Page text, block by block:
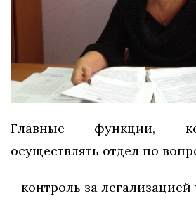
Главные функции,
осуществлять отдел по
– контроль за легализацией